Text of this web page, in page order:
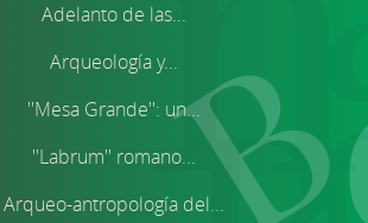
Adelanto de las...
Arqueología y...
''Mesa Grande'': un...
''Labrum'' romano...
Arqueo-antropología del...